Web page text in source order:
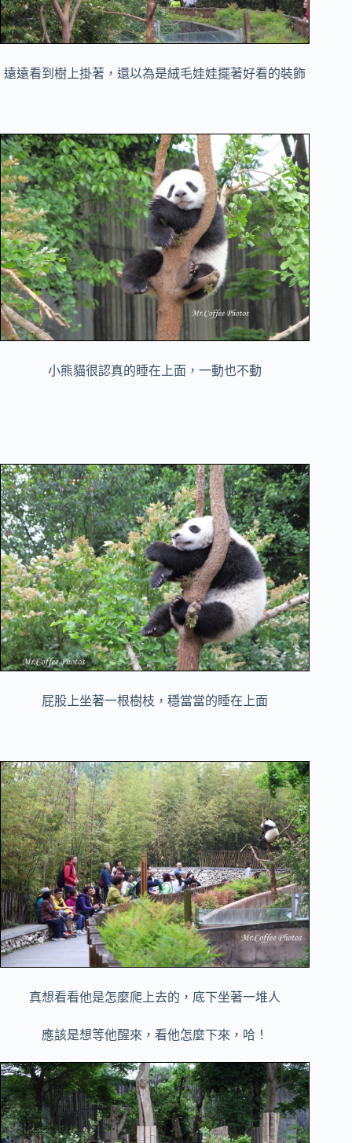
遠遠看到樹上掛著，還以為是絨毛娃娃擺著好看的裝飾
小熊貓很認真的睡在上面，一動也不動
屁股上坐著一根樹枝，穩當當的睡在上面
真想看看他是怎麼爬上去的，底下坐著一堆人
應該是想等他醒來，看他怎麼下來，哈！